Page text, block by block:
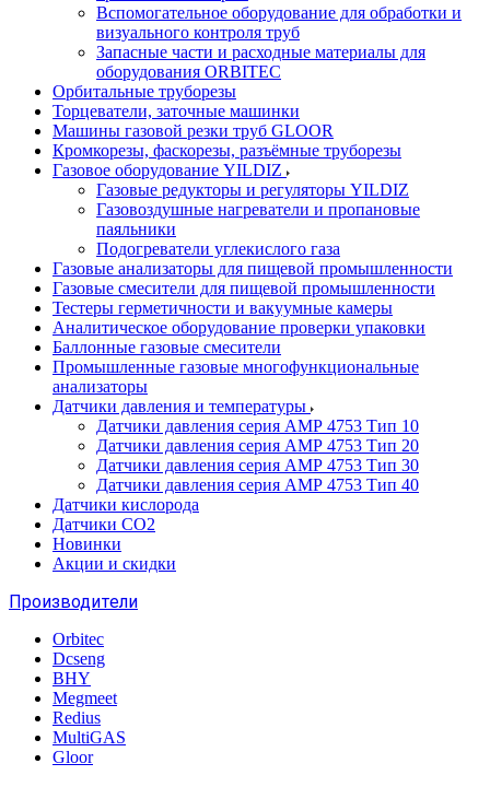
Вспомогательное оборудование для обработки и
визуального контроля труб
Запасные части и расходные материалы для
оборудования ORBITEC
Орбитальные труборезы
Торцеватели, заточные машинки
Машины газовой резки труб GLOOR
Кромкорезы, фаскорезы, разъёмные труборезы
Газовое оборудование YILDIZ
Газовые редукторы и регуляторы YILDIZ
Газовоздушные нагреватели и пропановые
паяльники
Подогреватели углекислого газа
Газовые анализаторы для пищевой промышленности
Газовые смесители для пищевой промышленности
Тестеры герметичности и вакуумные камеры
Аналитическое оборудование проверки упаковки
Баллонные газовые смесители
Промышленные газовые многофункциональные
анализаторы
Датчики давления и температуры
Датчики давления серия АМР 4753 Тип 10
Датчики давления серия АМР 4753 Тип 20
Датчики давления серия АМР 4753 Тип 30
Датчики давления серия АМР 4753 Тип 40
Датчики кислорода
Датчики CO2
Новинки
Акции и скидки
Производители
Orbitec
Dcseng
BHY
Megmeet
Redius
MultiGAS
Gloor